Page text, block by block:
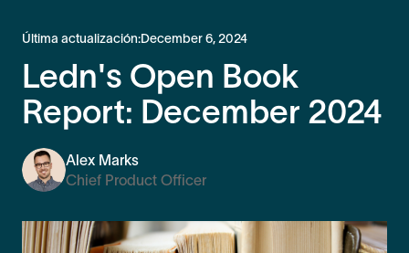
Última actualización:December 6, 2024
Ledn's Open Book
Report: December 2024
Alex Marks
Chief Product Officer